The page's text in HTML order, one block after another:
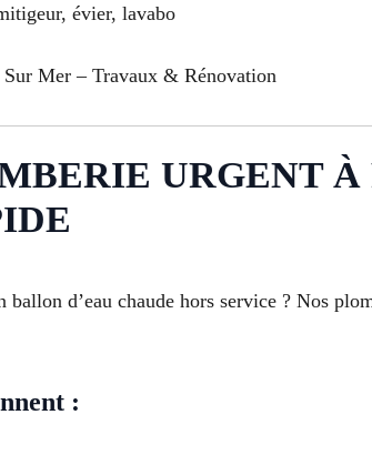
évier, lavabo
Mer – Travaux & Rénovation
URGENT À
ballon d’eau chaude hors service ? Nos
: